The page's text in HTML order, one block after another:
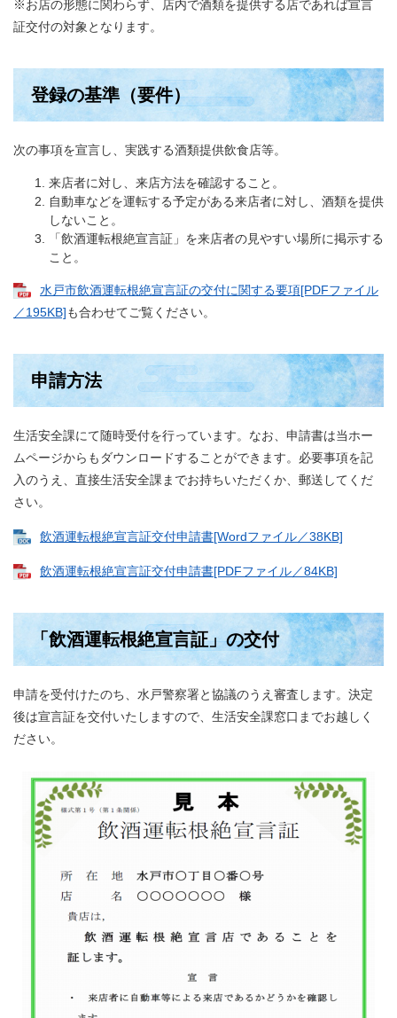
※お店の形態に関わらず、店内で酒類を提供する店であれば宣言
証交付の対象となります。
登録の基準（要件）
次の事項を宣言し、実践する酒類提供飲食店等。
来店者に対し、来店方法を確認すること。
自動車などを運転する予定がある来店者に対し、酒類を提供
しないこと。
「飲酒運転根絶宣言証」を来店者の見やすい場所に掲示する
こと。
水戸市飲酒運転根絶宣言証の交付に関する要項[PDFファイル
／195KB]も合わせてご覧ください。
申請方法
生活安全課にて随時受付を行っています。なお、申請書は当ホー
ムページからもダウンロードすることができます。必要事項を記
入のうえ、直接生活安全課までお持ちいただくか、郵送してくだ
さい。
飲酒運転根絶宣言証交付申請書[Wordファイル／38KB]
飲酒運転根絶宣言証交付申請書[PDFファイル／84KB]
「飲酒運転根絶宣言証」の交付
申請を受付けたのち、水戸警察署と協議のうえ審査します。決定
後は宣言証を交付いたしますので、生活安全課窓口までお越しく
ださい。